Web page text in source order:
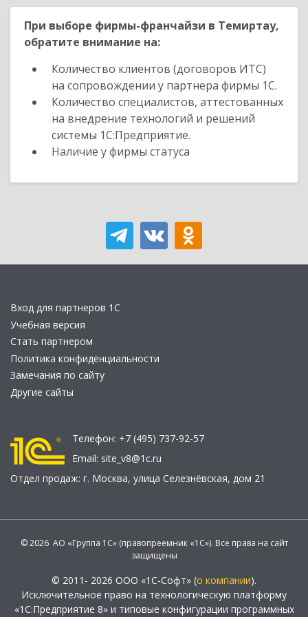
При выборе фирмы-франчайзи в Темиртау,
обратите внимание на:
Количество клиентов (договоров ИТС)
на сопровождении у партнера фирмы 1С.
Количество специалистов, аттестованных
на внедрение технологий и решений
системы 1С:Предприятие.
Наличие у фирмы статуса
Вход для партнеров 1С
Учебная версия
Стать партнером
Политика конфиденциальности
Замечания по сайту
Другие сайты
Телефон: +7 (495) 737-92-57
Email: site_v8@1c.ru
Отдел продаж: г. Москва, улица Селезнёвская, дом 21
© 2026 АО «Группа 1С» (правопреемник «1С»). Все права на сайт
защищены
© 2011- 2026 ООО «1С-Софт» (о компании).
Исключительное право на технологическую платформу
«1С:Предприятие 8» и типовые конфигурации программных